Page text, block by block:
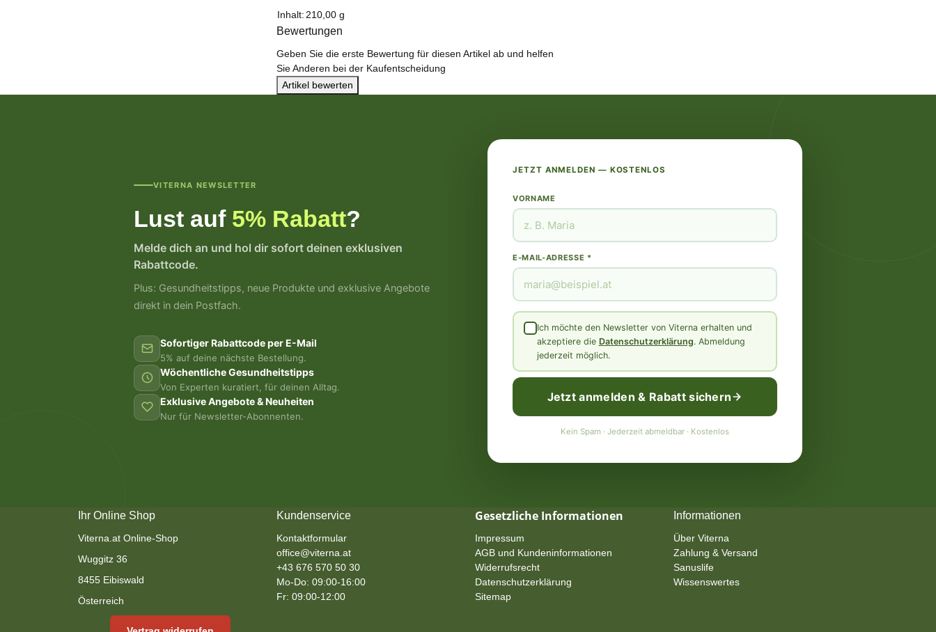
Produkteigenschaft
Wert
Inhalt:210,00 g
Bewertungen
Geben Sie die erste Bewertung für diesen Artikel ab und helfen
Sie Anderen bei der Kaufentscheidung
Artikel bewerten
VITERNA NEWSLETTER
Lust auf 5% Rabatt?
Melde dich an und hol dir sofort deinen exklusiven
Rabattcode.
Plus: Gesundheitstipps, neue Produkte und exklusive Angebote
direkt in dein Postfach.
Sofortiger Rabattcode per E-Mail
5% auf deine nächste Bestellung.
Wöchentliche Gesundheitstipps
Von Experten kuratiert, für deinen Alltag.
Exklusive Angebote & Neuheiten
Nur für Newsletter-Abonnenten.
JETZT ANMELDEN — KOSTENLOS
VORNAME
E-MAIL-ADRESSE *
Ich möchte den Newsletter von Viterna erhalten und
akzeptiere die Datenschutzerklärung. Abmeldung
jederzeit möglich.
Jetzt anmelden & Rabatt sichern
Kein Spam · Jederzeit abmeldbar · Kostenlos
Ihr Online Shop
Viterna.at Online-Shop
Wuggitz 36
8455 Eibiswald
Österreich
Kundenservice
Kontaktformular
office@viterna.at
+43 676 570 50 30
Mo-Do: 09:00-16:00
Fr: 09:00-12:00
Gesetzliche Informationen
Impressum
AGB und Kundeninformationen
Widerrufsrecht
Datenschutzerklärung
Sitemap
Informationen
Über Viterna
Zahlung & Versand
Sanuslife
Wissenswertes